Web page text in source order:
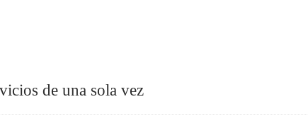
de una sola vez